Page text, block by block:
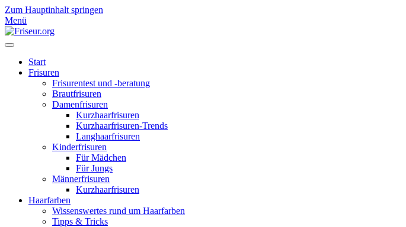
Zum Hauptinhalt springen
Menü
Start
Frisuren
Frisurentest und -beratung
Brautfrisuren
Damenfrisuren
Kurzhaarfrisuren
Kurzhaarfrisuren-Trends
Langhaarfrisuren
Kinderfrisuren
Für Mädchen
Für Jungs
Männerfrisuren
Kurzhaarfrisuren
Haarfarben
Wissenswertes rund um Haarfarben
Tipps & Tricks